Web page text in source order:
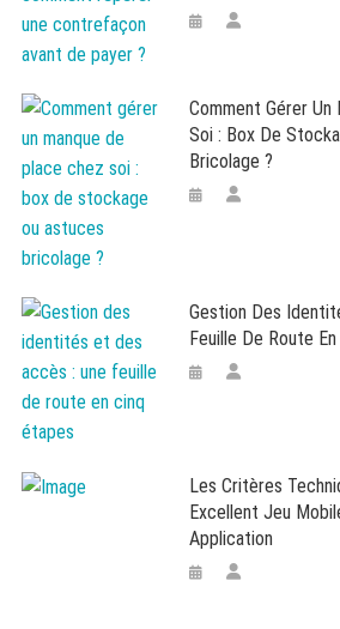
Comment Gérer Un
Soi : Box De
Bricolage ?
Gestion Des
Feuille De Route
Les Critères
Excellent Jeu
Application